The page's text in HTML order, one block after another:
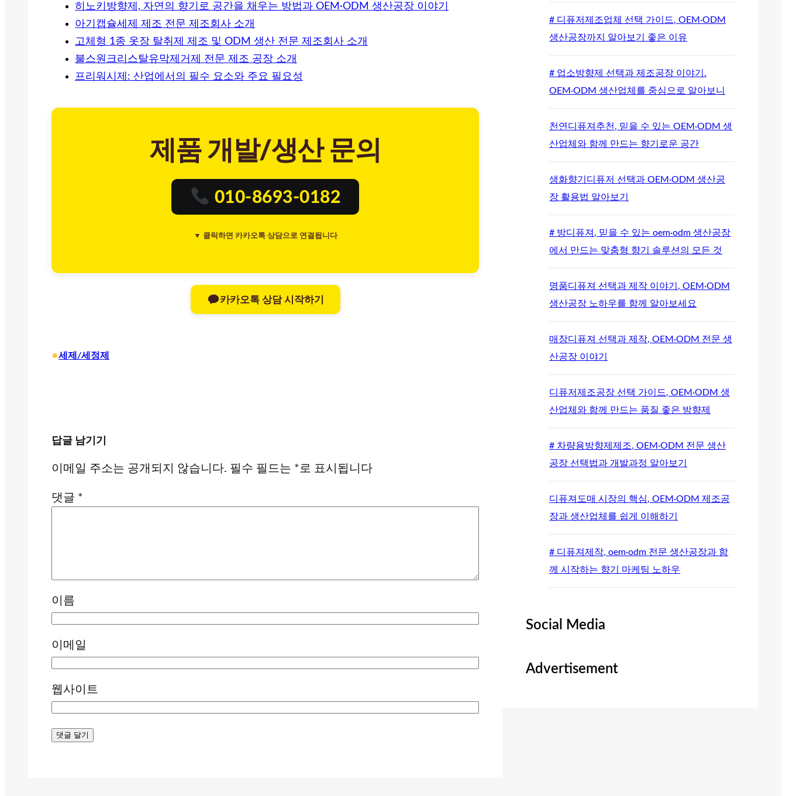
히노키방향제, 자연의 향기로 공간을 채우는 방법과 OEM·ODM 생산공장 이야기
아기캡슐세제 제조 전문 제조회사 소개
고체형 1종 옷장 탈취제 제조 및 ODM 생산 전문 제조회사 소개
불스원크리스탈유막제거제 전문 제조 공장 소개
프리워시제: 산업에서의 필수 요소와 주요 필요성
제품 개발/생산 문의
010-8693-0182
▼ 클릭하면 카카오톡 상담으로 연결됩니다
카카오톡 상담 시작하기
•세제/세정제
답글 남기기
이메일 주소는 공개되지 않습니다. 필수 필드는 *로 표시됩니다
댓글 *
이름
이메일
웹사이트
# 디퓨저제조업체 선택 가이드, OEM·ODM
생산공장까지 알아보기 좋은 이유
# 업소방향제 선택과 제조공장 이야기.
OEM·ODM 생산업체를 중심으로 알아보니
천연디퓨져추천, 믿을 수 있는 OEM·ODM 생
산업체와 함께 만드는 향기로운 공간
생화향기디퓨저 선택과 OEM·ODM 생산공
장 활용법 알아보기
# 방디퓨져, 믿을 수 있는 oem·odm 생산공장
에서 만드는 맞춤형 향기 솔루션의 모든 것
명품디퓨져 선택과 제작 이야기, OEM·ODM
생산공장 노하우를 함께 알아보세요
매장디퓨져 선택과 제작, OEM·ODM 전문 생
산공장 이야기
디퓨저제조공장 선택 가이드, OEM·ODM 생
산업체와 함께 만드는 품질 좋은 방향제
# 차량용방향제제조, OEM·ODM 전문 생산
공장 선택법과 개발과정 알아보기
디퓨져도매 시장의 핵심, OEM·ODM 제조공
장과 생산업체를 쉽게 이해하기
# 디퓨져제작, oem·odm 전문 생산공장과 함
께 시작하는 향기 마케팅 노하우
Social Media
Advertisement